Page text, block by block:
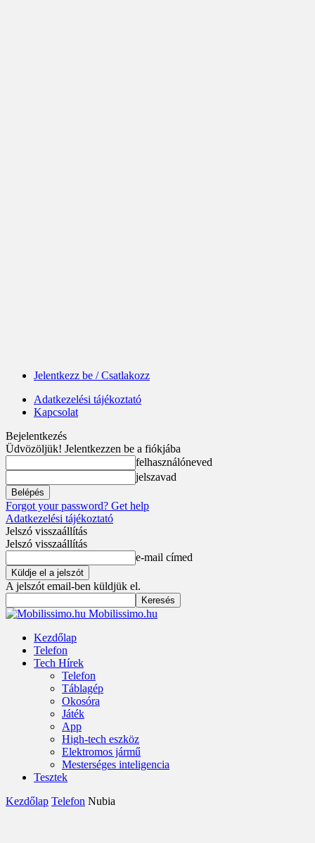
Jelentkezz be / Csatlakozz
Adatkezelési tájékoztató
Kapcsolat
Bejelentkezés
Üdvözöljük! Jelentkezzen be a fiókjába
felhasználóneved
jelszavad
Forgot your password? Get help
Adatkezelési tájékoztató
Jelszó visszaállítás
Jelszó visszaállítás
e-mail címed
A jelszót email-ben küldjük el.
Mobilissimo.hu
Kezdőlap
Telefon
Tech Hírek
Telefon
Táblagép
Okosóra
Játék
App
High-tech eszköz
Elektromos jármű
Mesterséges inteligencia
Tesztek
Kezdőlap Telefon Nubia